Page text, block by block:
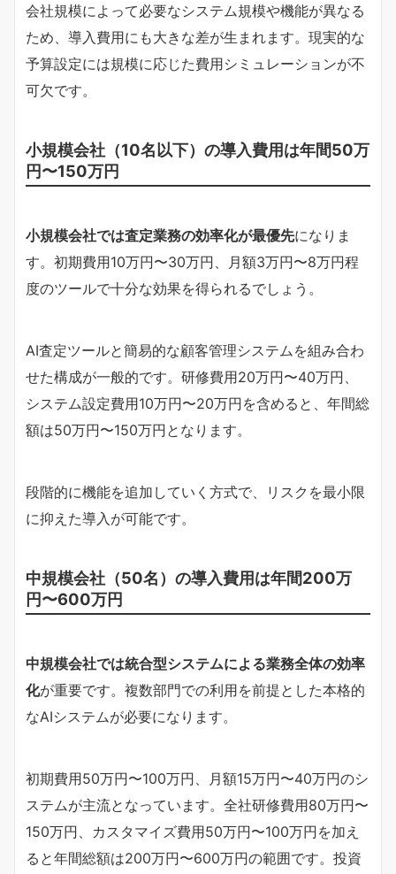
会社規模によって必要なシステム規模や機能が異なる
ため、導入費用にも大きな差が生まれます。現実的な
予算設定には規模に応じた費用シミュレーションが不
可欠です。
小規模会社（10名以下）の導入費用は年間50万
円〜150万円
小規模会社では査定業務の効率化が最優先になりま
す。初期費用10万円〜30万円、月額3万円〜8万円程
度のツールで十分な効果を得られるでしょう。
AI査定ツールと簡易的な顧客管理システムを組み合わ
せた構成が一般的です。研修費用20万円〜40万円、
システム設定費用10万円〜20万円を含めると、年間総
額は50万円〜150万円となります。
段階的に機能を追加していく方式で、リスクを最小限
に抑えた導入が可能です。
中規模会社（50名）の導入費用は年間200万
円〜600万円
中規模会社では統合型システムによる業務全体の効率
化が重要です。複数部門での利用を前提とした本格的
なAIシステムが必要になります。
初期費用50万円〜100万円、月額15万円〜40万円のシ
ステムが主流となっています。全社研修費用80万円〜
150万円、カスタマイズ費用50万円〜100万円を加え
ると年間総額は200万円〜600万円の範囲です。投資